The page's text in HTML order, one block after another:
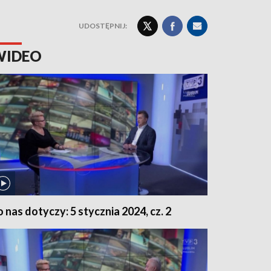
UDOSTĘPNIJ:
nas dotyczy: 5 stycznia 2024, cz. 2